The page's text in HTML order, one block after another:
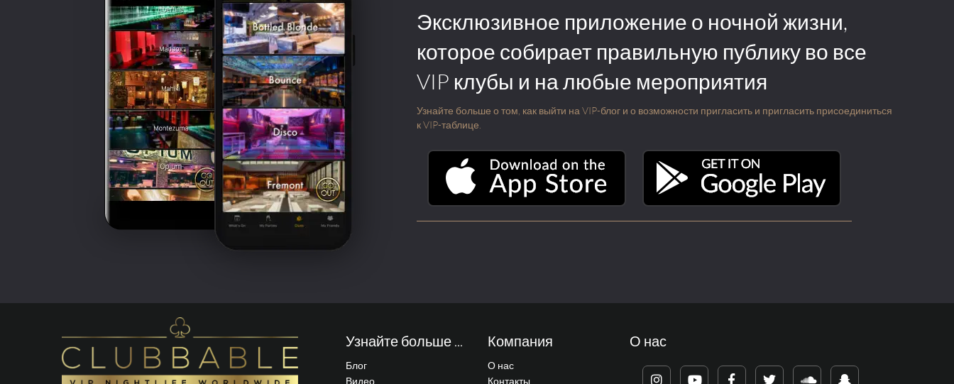
Эксклюзивное приложение о ночной жизни,
которое собирает правильную публику во все
VIP клубы и на любые мероприятия
Узнайте больше о том, как выйти на VIP-блог и о возможности пригласить и пригласить присоединиться
к VIP-таблице.
Узнайте больше ...
Блог
Видео
Компания
О нас
Контакты
О нас